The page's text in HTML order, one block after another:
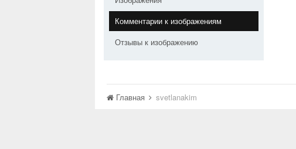
Комментарии к изображениям
Отзывы к изображению
Главная svetlanakim